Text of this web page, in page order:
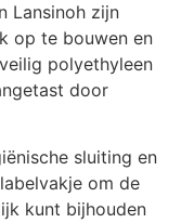
Lansinoh zijn
op te bouwen en
polyethyleen
door
sluiting en
om de
kunt bijhouden